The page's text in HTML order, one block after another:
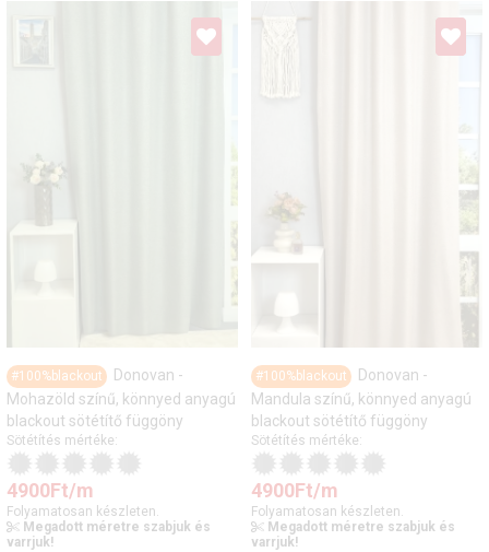
#100%blackout
Donovan -
Mohazöld színű, könnyed anyagú
blackout sötétítő függöny
Sötétítés mértéke:
4900Ft/m
Folyamatosan készleten.
Megadott méretre szabjuk és
varrjuk!
#100%blackout
Donovan -
Mandula színű, könnyed anyagú
blackout sötétítő függöny
Sötétítés mértéke:
4900Ft/m
Folyamatosan készleten.
Megadott méretre szabjuk és
varrjuk!